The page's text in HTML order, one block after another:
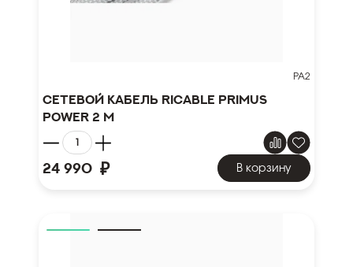
PA2
Сетевой кабель Ricable Primus
Power 2 m
24 990 ₽ В корзину